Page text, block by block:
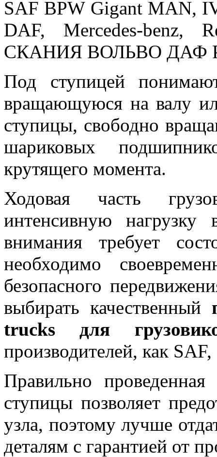
SAF BPW Gigant MAN,
DAF, Mercedes-
СКАНИЯ ВОЛЬВО ДАФ
Под ступицей
вращающуюся на валу
ступицы, свободно
шариковых
крутящего момента.
Ходовая часть
интенсивную
внимания требует
необходимо
безопасного
выбирать качественный
trucks для
производителей, как
Правильно
ступицы позволяет
узла, поэтому лучше
деталям с гарантией от